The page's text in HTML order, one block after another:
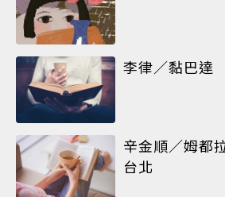
李律／黏巴達
辛金順／姆都
台北